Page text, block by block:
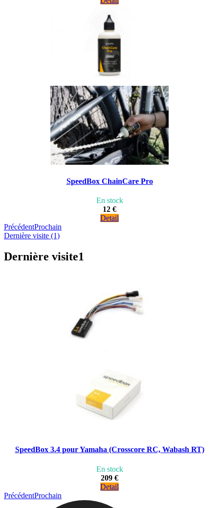
SpeedBox ChainCare Pro
En stock
12 €
Detail
PrécédentProchain
Dernière visite (1)
Dernière visite1
SpeedBox 3.4 pour Yamaha (Crosscore RC, Wabash RT)
En stock
209 €
Detail
PrécédentProchain